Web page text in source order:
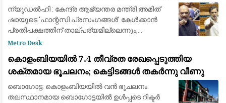
സഹകരിക്കുന്നതിനായി മൂന്ന് നിബന്ധനകൾ
മുന്നോട്ടുവെച്ച് രാഹുൽ ഗാന്ധി
ന്യൂഡൽഹി : കേന്ദ്ര ആഭ്യന്തര മന്ത്രി അമിത്
ഷായുടെ ‘ഫാന്റസി പ്രസംഗങ്ങൾ’ കേൾക്കാൻ
പ്രതിപക്ഷത്തിന് താല്പര്യമില്ലെന്നും,
രാജ്യത്തെ ഞെട്ടിച്ച സംഭവങ്ങളിൽ വ്യക്തമായ
വ്യക്താ
Metro Desk
കൊളംബിയയിൽ 7.4 തീവ്രത രേഖപ്പെടുത്തിയ
ശക്തമായ ഭൂചലനം; കെട്ടിടങ്ങൾ തകർന്നു വീണു
ബൊഗോട്ട: കൊളംബിയയില്‍ വന്‍ ഭൂചലനം.
തലസ്ഥാനമായ ബൊഗോട്ടയില്‍ ഉള്‍പ്പടെ റിക്ടര്‍